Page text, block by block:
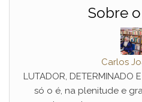
Sobre
Carlos
LUTADOR, DETERMINADO
só o é, na plenitude e